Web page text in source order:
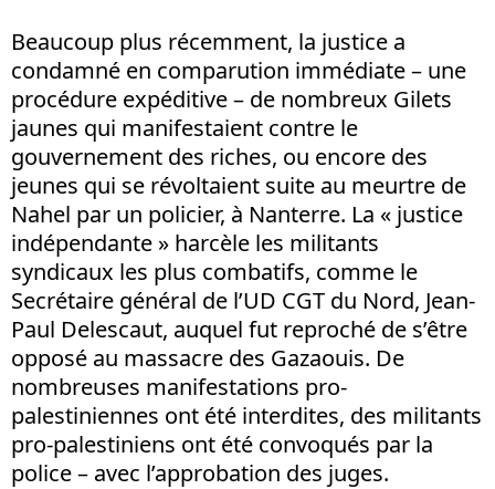
Beaucoup plus récemment, la justice a
condamné en comparution immédiate – une
procédure expéditive – de nombreux Gilets
jaunes qui manifestaient contre le
gouvernement des riches, ou encore des
jeunes qui se révoltaient suite au meurtre de
Nahel par un policier, à Nanterre. La « justice
indépendante » harcèle les militants
syndicaux les plus combatifs, comme le
Secrétaire général de l’UD CGT du Nord, Jean-
Paul Delescaut, auquel fut reproché de s’être
opposé au massacre des Gazaouis. De
nombreuses manifestations pro-
palestiniennes ont été interdites, des militants
pro-palestiniens ont été convoqués par la
police – avec l’approbation des juges.